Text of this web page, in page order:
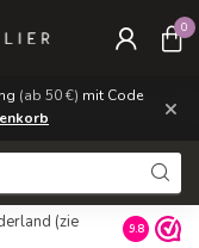
(ab 50 €) mit Code
×
0
(zie 9.8